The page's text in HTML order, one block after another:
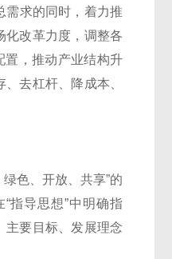
需求的同时，着力推
化改革力度，调整各
置，推动产业结构升
去杠杆、降成本、
色、开放、共享”的
指导思想”中明确指
主要目标、发展理念